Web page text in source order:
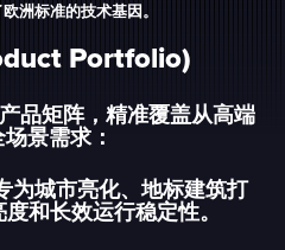
洲标准的技术基因。
Portfolio)
品矩阵，精准覆盖从高端
景需求：
为城市亮化、地标建筑打
和长效运行稳定性。